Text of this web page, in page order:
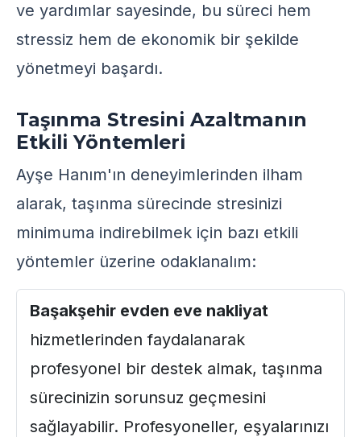
ve yardımlar sayesinde, bu süreci hem
stressiz hem de ekonomik bir şekilde
yönetmeyi başardı.
Taşınma Stresini Azaltmanın
Etkili Yöntemleri
Ayşe Hanım'ın deneyimlerinden ilham
alarak, taşınma sürecinde stresinizi
minimuma indirebilmek için bazı etkili
yöntemler üzerine odaklanalım:
Başakşehir evden eve nakliyat
hizmetlerinden faydalanarak
profesyonel bir destek almak, taşınma
sürecinizin sorunsuz geçmesini
sağlayabilir. Profesyoneller, eşyalarınızı